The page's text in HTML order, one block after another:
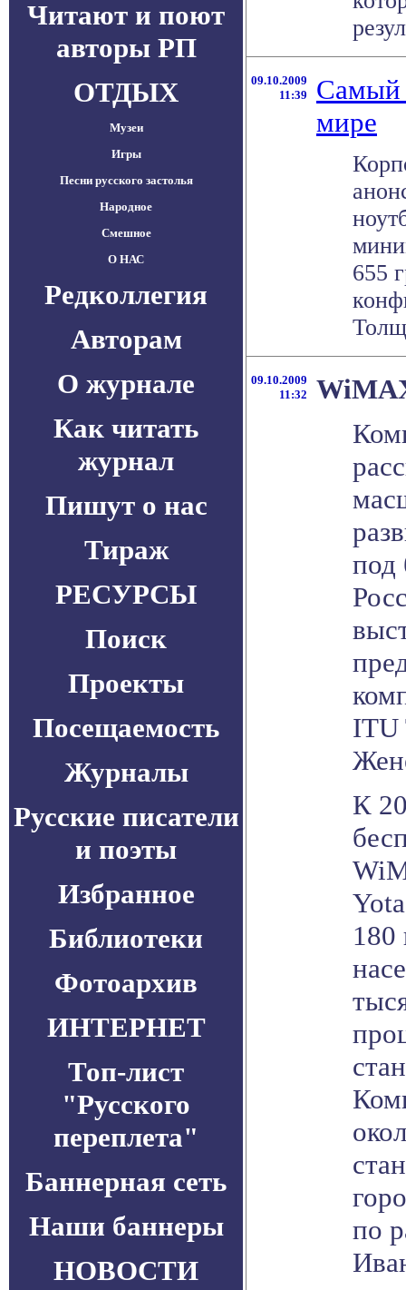
Читают и поют
авторы РП
ОТДЫХ
Музеи
Игры
Песни русского застолья
Народное
Смешное
О НАС
Редколлегия
Авторам
О журнале
Как читать
журнал
Пишут о нас
Тираж
РЕСУРСЫ
Поиск
Проекты
Посещаемость
Журналы
Русские писатели
и поэты
Избранное
Библиотеки
Фотоархив
ИНТЕРНЕТ
Топ-лист
"Русского
переплета"
Баннерная сеть
Наши баннеры
НОВОСТИ
09.10.2009
11:39
Самый
мире
655
09.10.2009
11:32
под
ITU
К
180
по